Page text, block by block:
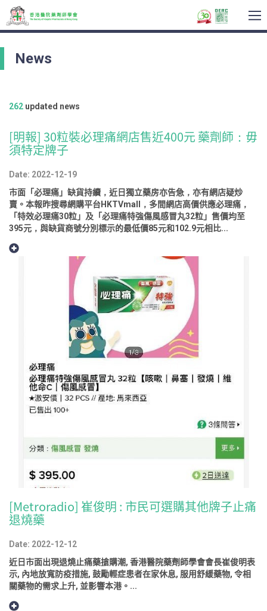
News
262 updated news
[明報] 30粒裝必理痛網店售近400元 藥劑師：毋
須特定牌子
Date: 2022-12-19
市面「必理痛」缺貨持續，近日獨立藥房亦告急，亦有網店疑炒
賣。本報昨搜尋網購平台HKTVmall，多間網店高價供應必理痛，
「特效必理痛30粒」及「必理痛特強傷風感冒丸32粒」售價均至
395元，與缺貨商號分別標示的最低價85元和102.9元相比...
[Metroradio] 崔俊明 : 市民可選購其他牌子止痛
退燒藥
Date: 2022-12-12
近日市面出現退燒止痛藥搶購潮, 香港醫院藥劑師學會會長崔俊明表
示, 內地放寬防疫措施, 鼓勵輕症患者在家休息, 服用舒緩藥物, 令相
關藥物的需求上升, 並影響本港。...